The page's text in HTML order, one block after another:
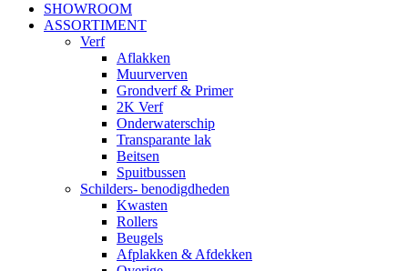
SHOWROOM
ASSORTIMENT
Verf
Aflakken
Muurverven
Grondverf & Primer
2K Verf
Onderwaterschip
Transparante lak
Beitsen
Spuitbussen
Schilders- benodigdheden
Kwasten
Rollers
Beugels
Afplakken & Afdekken